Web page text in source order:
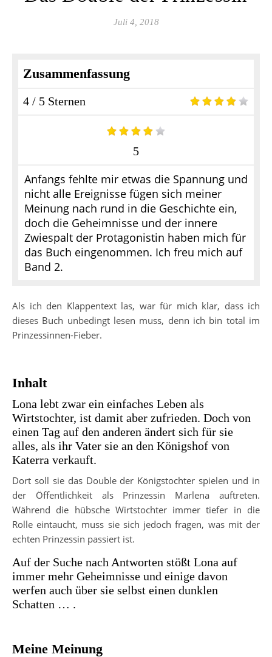
Juli 4, 2018
Zusammenfassung
4 / 5 Sternen
5
Anfangs fehlte mir etwas die Spannung und
nicht alle Ereignisse fügen sich meiner
Meinung nach rund in die Geschichte ein,
doch die Geheimnisse und der innere
Zwiespalt der Protagonistin haben mich für
das Buch eingenommen. Ich freu mich auf
Band 2.
Als ich den Klappentext las, war für mich klar, dass ich
dieses Buch unbedingt lesen muss, denn ich bin total im
Prinzessinnen-Fieber.
Inhalt
Lona lebt zwar ein einfaches Leben als
Wirtstochter, ist damit aber zufrieden. Doch von
einen Tag auf den anderen ändert sich für sie
alles, als ihr Vater sie an den Königshof von
Katerra verkauft.
Dort soll sie das Double der Königstochter spielen und in
der Öffentlichkeit als Prinzessin Marlena auftreten.
Während die hübsche Wirtstochter immer tiefer in die
Rolle eintaucht, muss sie sich jedoch fragen, was mit der
echten Prinzessin passiert ist.
Auf der Suche nach Antworten stößt Lona auf
immer mehr Geheimnisse und einige davon
werfen auch über sie selbst einen dunklen
Schatten … .
Meine Meinung